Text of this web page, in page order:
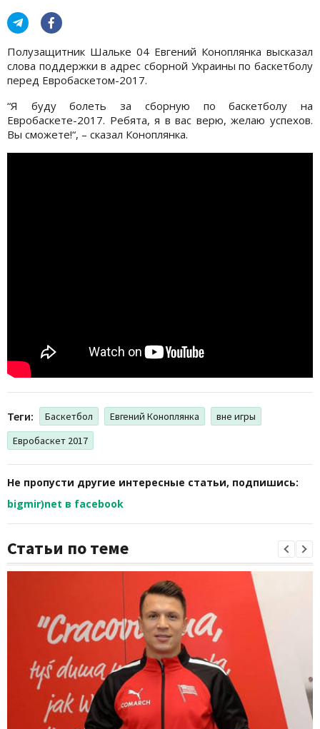
Полузащитник Шальке 04 Евгений Коноплянка высказал
слова поддержки в адрес сборной Украины по баскетболу
перед Евробаскетом-2017.
“Я буду болеть за сборную по баскетболу на
Евробаскете-2017. Ребята, я в вас верю, желаю успехов.
Вы сможете!“, – сказал Коноплянка.
Теги: Баскетбол Евгений Коноплянка
вне игры
Евробаскет 2017
Не пропусти другие интересные статьи, подпишись:
bigmir)net в facebook
Статьи по теме